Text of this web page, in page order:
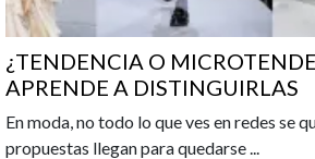
¿TENDENCIA O
APRENDE A DISTINGUIRLAS
En moda, no todo lo que ves en redes se
propuestas llegan para quedarse